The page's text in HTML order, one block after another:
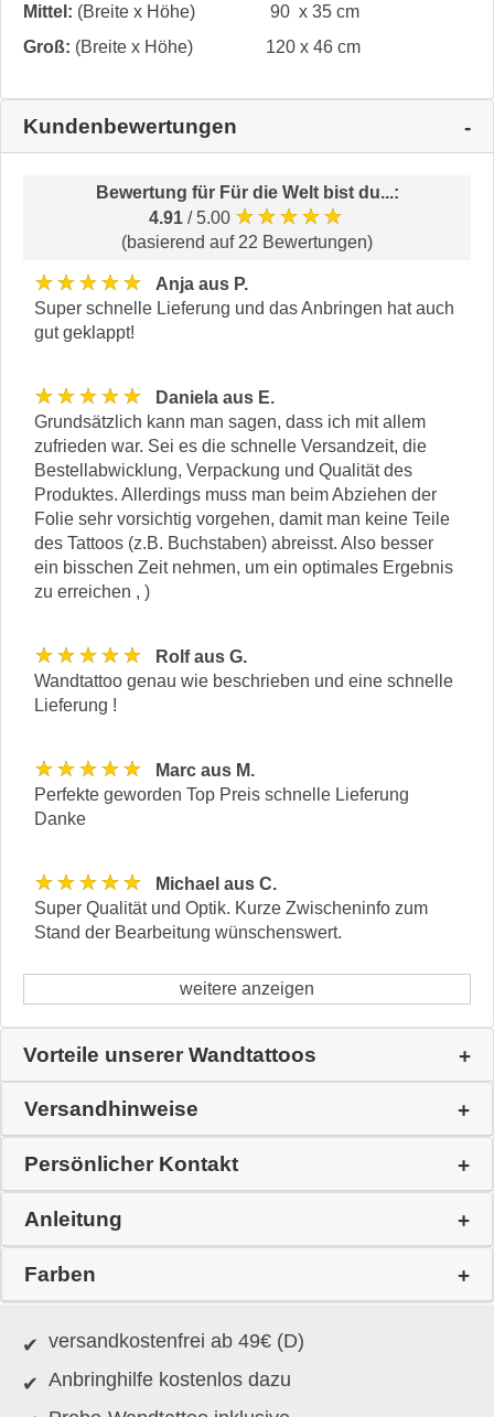
Mittel: (Breite x Höhe)
90 x 35 cm
Groß: (Breite x Höhe) 120 x 46 cm
Kundenbewertungen
Bewertung für Für die Welt bist du...:
4.91 / 5.00 ★★★★★
(basierend auf 22 Bewertungen)
★★★★★
Anja aus P.
Super schnelle Lieferung und das Anbringen hat auch
gut geklappt!
★★★★★
Daniela aus E.
Grundsätzlich kann man sagen, dass ich mit allem
zufrieden war. Sei es die schnelle Versandzeit, die
Bestellabwicklung, Verpackung und Qualität des
Produktes. Allerdings muss man beim Abziehen der
Folie sehr vorsichtig vorgehen, damit man keine Teile
des Tattoos (z.B. Buchstaben) abreisst. Also besser
ein bisschen Zeit nehmen, um ein optimales Ergebnis
zu erreichen , )
★★★★★
Rolf aus G.
Wandtattoo genau wie beschrieben und eine schnelle
Lieferung !
★★★★★
Marc aus M.
Perfekte geworden Top Preis schnelle Lieferung
Danke
★★★★★
Michael aus C.
Super Qualität und Optik. Kurze Zwischeninfo zum
Stand der Bearbeitung wünschenswert.
weitere anzeigen
Vorteile unserer Wandtattoos
Versandhinweise
Persönlicher Kontakt
Anleitung
Farben
versandkostenfrei ab 49€ (D)
Anbringhilfe kostenlos dazu